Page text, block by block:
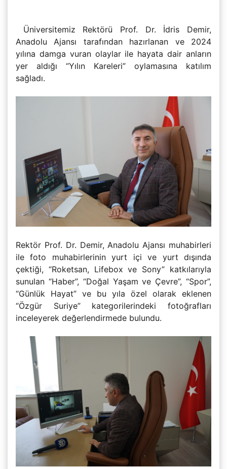
Üniversitemiz Rektörü Prof. Dr. İdris Demir,
Anadolu Ajansı tarafından hazırlanan ve 2024
yılına damga vuran olaylar ile hayata dair anların
yer aldığı “Yılın Kareleri” oylamasına katılım
sağladı.
Rektör Prof. Dr. Demir, Anadolu Ajansı muhabirleri
ile foto muhabirlerinin yurt içi ve yurt dışında
çektiği, “Roketsan, Lifebox ve Sony” katkılarıyla
sunulan “Haber”, “Doğal Yaşam ve Çevre”, “Spor”,
“Günlük Hayat” ve bu yıla özel olarak eklenen
“Özgür Suriye” kategorilerindeki fotoğrafları
inceleyerek değerlendirmede bulundu.